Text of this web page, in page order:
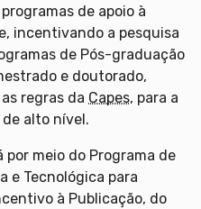
de apoio à
incentivando a pesquisa
de Pós-graduação
e doutorado,
regras da Capes, para a
alto nível.
por meio do Programa de
e Tecnológica para
à Publicação, do